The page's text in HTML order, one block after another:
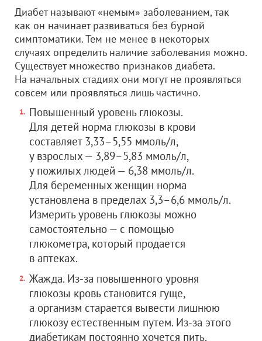
Диабет называют «немым» заболеванием, так
как он начинает развиваться без бурной
симптоматики. Тем не менее в некоторых
случаях определить наличие заболевания можно.
Существует множество признаков диабета.
На начальных стадиях они могут не проявляться
совсем или проявляться лишь частично.
Повышенный уровень глюкозы.
Для детей норма глюкозы в крови
составляет 3,33–5,55 ммоль/л,
у взрослых — 3,89–5,83 ммоль/л,
у пожилых людей — 6,38 ммоль/л.
Для беременных женщин норма
установлена в пределах 3,3–6,6 ммоль/л.
Измерить уровень глюкозы можно
самостоятельно — с помощью
глюкометра, который продается
в аптеках.
Жажда. Из-за повышенного уровня
глюкозы кровь становится гуще,
а организм старается вывести лишнюю
глюкозу естественным путем. Из-за этого
диабетикам постоянно хочется пить.